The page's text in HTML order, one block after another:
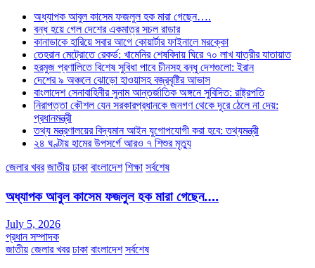
অধ্যাপক আবুল কাসেম ফজলুল হক মারা গেছেন….
বন্ধ হয়ে গেল দেশের একমাত্র সচল রাডার
কানাডাকে হারিয়ে সবার আগে কোয়ার্টার ফাইনালে মরক্কো
তেহরান মেট্রোতে রেকর্ড: খামেনির শেষবিদায় ঘিরে ৭০ লাখ যাত্রীর যাতায়াত
হরমুজ প্রণালিতে বিশেষ সুবিধা পাবে চীনসহ বন্ধু দেশগুলো: ইরান
দেশের ৯ অঞ্চলে ঝোড়ো হাওয়াসহ বজ্রবৃষ্টির আভাস
বাংলাদেশ সেনাবাহিনীর সুনাম আন্তর্জাতিক অঙ্গনে সুবিদিত: রাষ্ট্রপতি
নিরাপত্তা কৌশল যেন সরকারপ্রধানকে জনগণ থেকে দূরে ঠেলে না দেয়:
প্রধানমন্ত্রী
তথ্য মন্ত্রণালয়ের বিদ্যমান আইন যুগোপযোগী করা হবে: তথ্যমন্ত্রী
২৪ ঘণ্টায় হামের উপসর্গে আরও ৭ শিশুর মৃত্যু
জেলার খবর জাতীয় ঢাকা বাংলাদেশ শিক্ষা সর্বশেষ
অধ্যাপক আবুল কাসেম ফজলুল হক মারা গেছেন….
July 5, 2026
প্রধান সম্পাদক
জাতীয় জেলার খবর ঢাকা বাংলাদেশ সর্বশেষ